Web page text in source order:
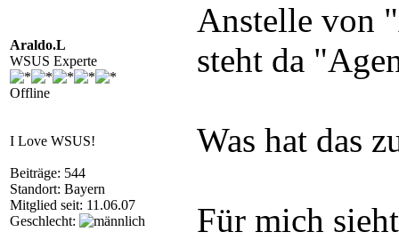
Araldo.L
WSUS Experte
Offline
I Love WSUS!
Beiträge: 544
Standort: Bayern
Mitglied seit: 11.06.07
Geschlecht:
Anstelle
steht da
Was hat das
Für mich